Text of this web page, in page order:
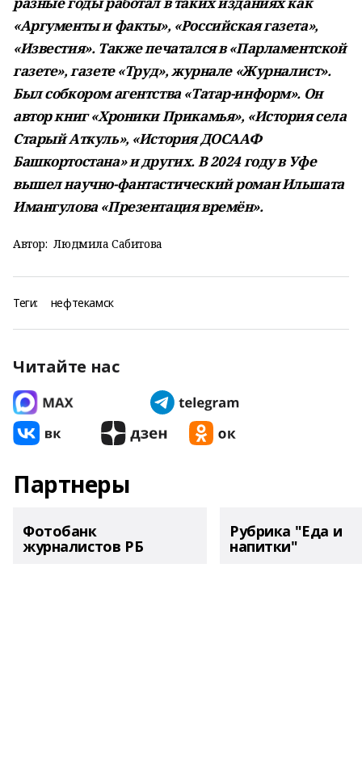
«Аргументы и факты», «Российская газета»,
«Известия». Также печатался в «Парламентской
газете», газете «Труд», журнале «Журналист».
Был собкором агентства «Татар-информ». Он
автор книг «Хроники Прикамья», «История села
Старый Аткуль», «История ДОСААФ
Башкортостана» и других. В 2024 году в Уфе
вышел научно-фантастический роман Ильшата
Имангулова «Презентация времён».
Автор: Людмила Сабитова
Теги: нефтекамск
Читайте нас
Партнеры
Фотобанк
журналистов РБ
Рубрика "Еда и
напитки"